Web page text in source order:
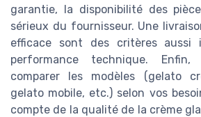
garantie, la disponibilité des
sérieux du fournisseur. Une
efficace sont des critères aussi
performance technique.
comparer les modèles (gelato
gelato mobile, etc.) selon vos
compte de la qualité de la crème